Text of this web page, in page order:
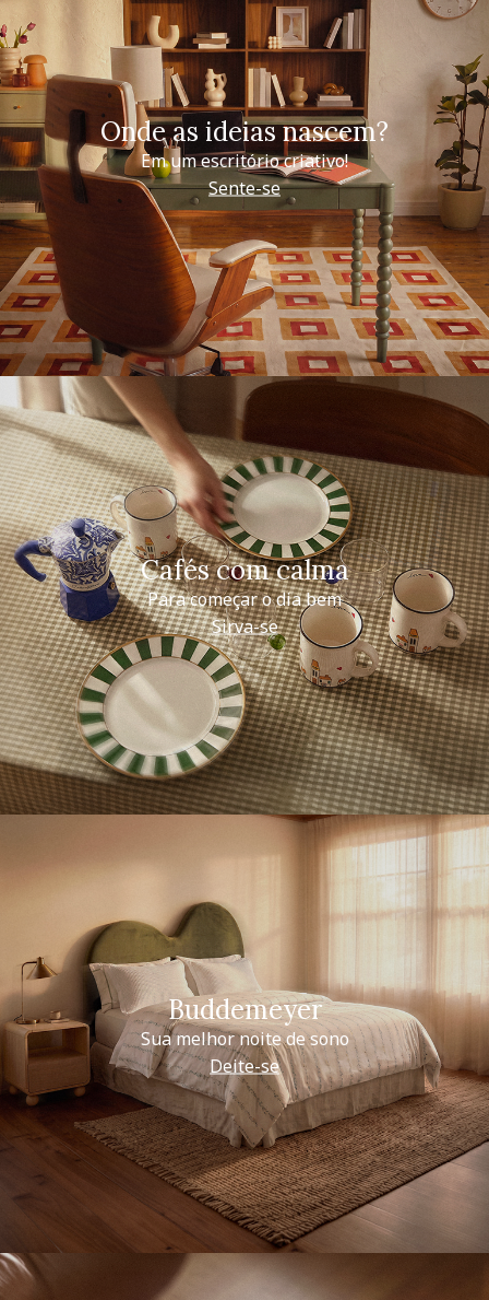
Onde as ideias nascem?
Em um escritório criativo!
Sente-se
Cafés com calma
Para começar o dia bem
Sirva-se
Buddemeyer
Sua melhor noite de sono
Deite-se